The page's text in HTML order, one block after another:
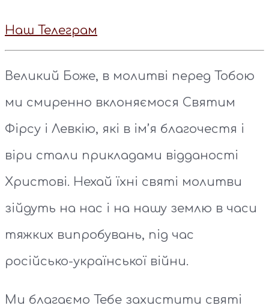
Наш Телеграм
Великий Боже, в молитві перед Тобою
ми смиренно вклоняємося Святим
Фірсу і Левкію, які в ім’я благочестя і
віри стали прикладами відданості
Христові. Нехай їхні святі молитви
зійдуть на нас і на нашу землю в часи
тяжких випробувань, під час
російсько-української війни.
Ми благаємо Тебе захистити святі